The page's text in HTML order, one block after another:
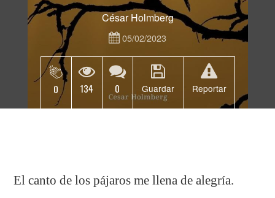
César Holmberg
05/02/2023
0 134 0 Guardar Reportar
El canto de los pájaros me llena de alegría.